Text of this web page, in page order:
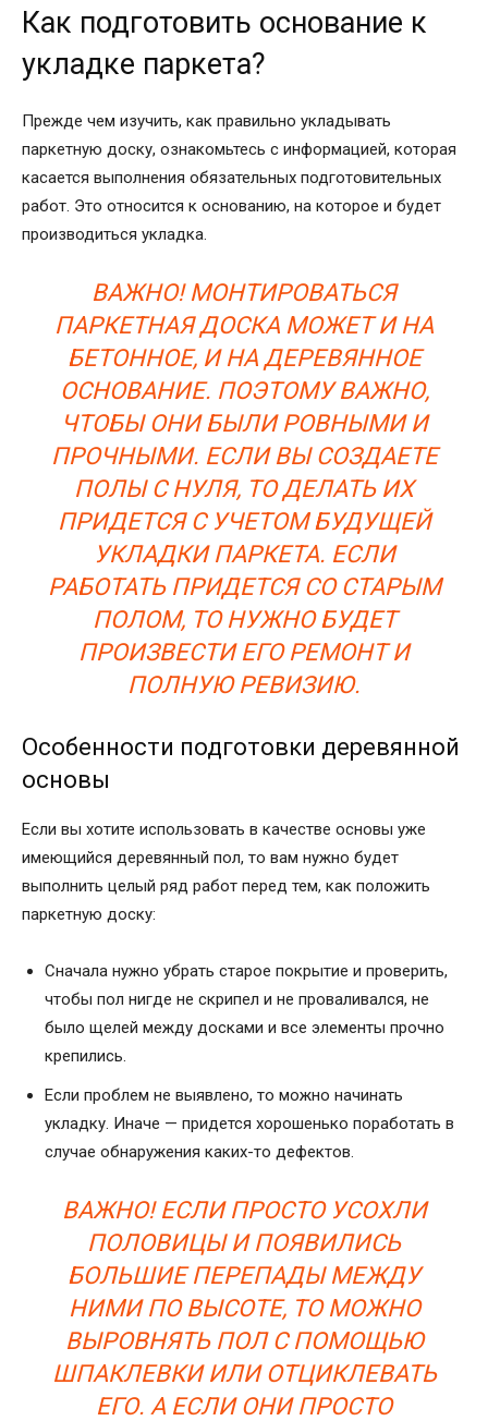
Как подготовить основание к
укладке паркета?
Прежде чем изучить, как правильно укладывать
паркетную доску, ознакомьтесь с информацией, которая
касается выполнения обязательных подготовительных
работ. Это относится к основанию, на которое и будет
производиться укладка.
ВАЖНО! МОНТИРОВАТЬСЯ
ПАРКЕТНАЯ ДОСКА МОЖЕТ И НА
БЕТОННОЕ, И НА ДЕРЕВЯННОЕ
ОСНОВАНИЕ. ПОЭТОМУ ВАЖНО,
ЧТОБЫ ОНИ БЫЛИ РОВНЫМИ И
ПРОЧНЫМИ. ЕСЛИ ВЫ СОЗДАЕТЕ
ПОЛЫ С НУЛЯ, ТО ДЕЛАТЬ ИХ
ПРИДЕТСЯ С УЧЕТОМ БУДУЩЕЙ
УКЛАДКИ ПАРКЕТА. ЕСЛИ
РАБОТАТЬ ПРИДЕТСЯ СО СТАРЫМ
ПОЛОМ, ТО НУЖНО БУДЕТ
ПРОИЗВЕСТИ ЕГО РЕМОНТ И
ПОЛНУЮ РЕВИЗИЮ.
Особенности подготовки деревянной
основы
Если вы хотите использовать в качестве основы уже
имеющийся деревянный пол, то вам нужно будет
выполнить целый ряд работ перед тем, как положить
паркетную доску:
Сначала нужно убрать старое покрытие и проверить,
чтобы пол нигде не скрипел и не проваливался, не
было щелей между досками и все элементы прочно
крепились.
Если проблем не выявлено, то можно начинать
укладку. Иначе — придется хорошенько поработать в
случае обнаружения каких-то дефектов.
ВАЖНО! ЕСЛИ ПРОСТО УСОХЛИ
ПОЛОВИЦЫ И ПОЯВИЛИСЬ
БОЛЬШИЕ ПЕРЕПАДЫ МЕЖДУ
НИМИ ПО ВЫСОТЕ, ТО МОЖНО
ВЫРОВНЯТЬ ПОЛ С ПОМОЩЬЮ
ШПАКЛЕВКИ ИЛИ ОТЦИКЛЕВАТЬ
ЕГО. А ЕСЛИ ОНИ ПРОСТО